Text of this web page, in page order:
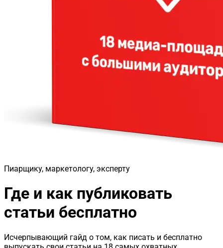
Пиарщику, маркетологу, эксперту
Где и как публиковать
статьи бесплатно
Исчерпывающий гайд о том, как писать и бесплатно